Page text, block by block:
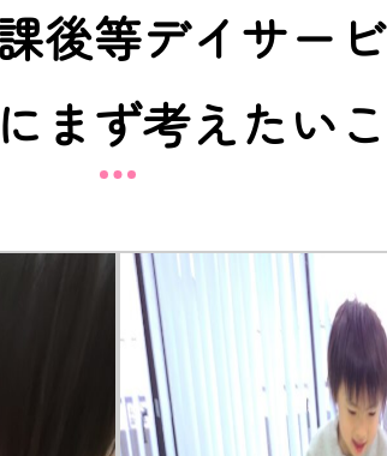
後等デイサー
まず考えたい